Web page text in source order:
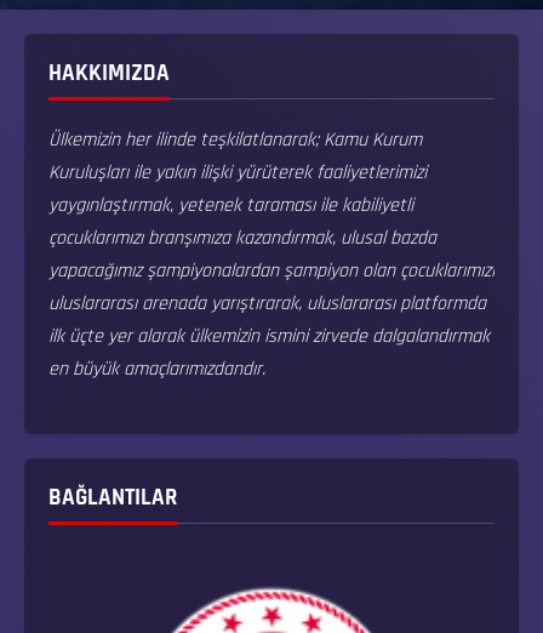
HAKKIMIZDA
Ülkemizin her ilinde teşkilatlanarak; Kamu Kurum
Kuruluşları ile yakın ilişki yürüterek faaliyetlerimizi
yaygınlaştırmak, yetenek taraması ile kabiliyetli
çocuklarımızı branşımıza kazandırmak, ulusal bazda
yapacağımız şampiyonalardan şampiyon olan çocuklarımızı
uluslararası arenada yarıştırarak, uluslararası platformda
ilk üçte yer alarak ülkemizin ismini zirvede dalgalandırmak
en büyük amaçlarımızdandır.
BAĞLANTILAR